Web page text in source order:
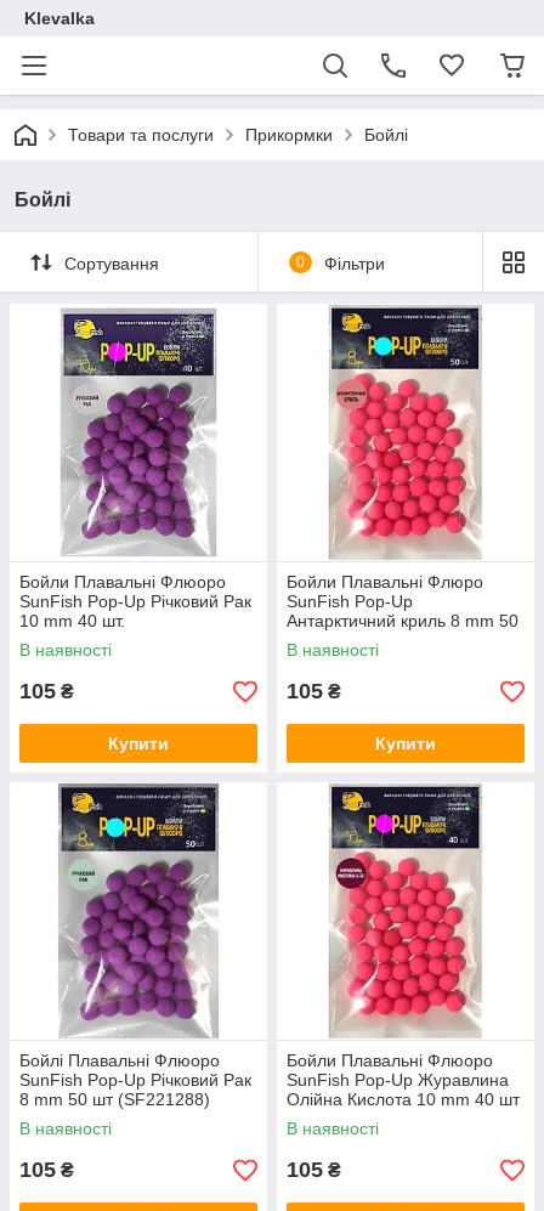
Klevalka
Товари та послуги Прикормки Бойлі
Бойлі
Сортування 0 Фільтри
Бойли Плавальні Флюоро
SunFish Pop-Up Річковий Рак
10 mm 40 шт.
В наявності
105 ₴
Купити
Бойли Плавальні Флюро
SunFish Pop-Up
Антарктичний криль 8 mm 50
шт (SF220646)
В наявності
105 ₴
Купити
Бойлі Плавальні Флюоро
SunFish Pop-Up Річковий Рак
8 mm 50 шт (SF221288)
В наявності
105 ₴
Бойли Плавальні Флюоро
SunFish Pop-Up Журавлина
Олійна Кислота 10 mm 40 шт
(SF220832)
В наявності
105 ₴